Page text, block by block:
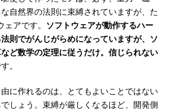
自然界の法則に束縛されていますが、た
アです。 ソフトウェアが動作するハー
則でがんじがらめになっていますが、ソ
ど数学の定理に従うだけ。信じられない
。
に作れるのは、とてもよいことではない
しょう。束縛が厳しくなるほど、開発側